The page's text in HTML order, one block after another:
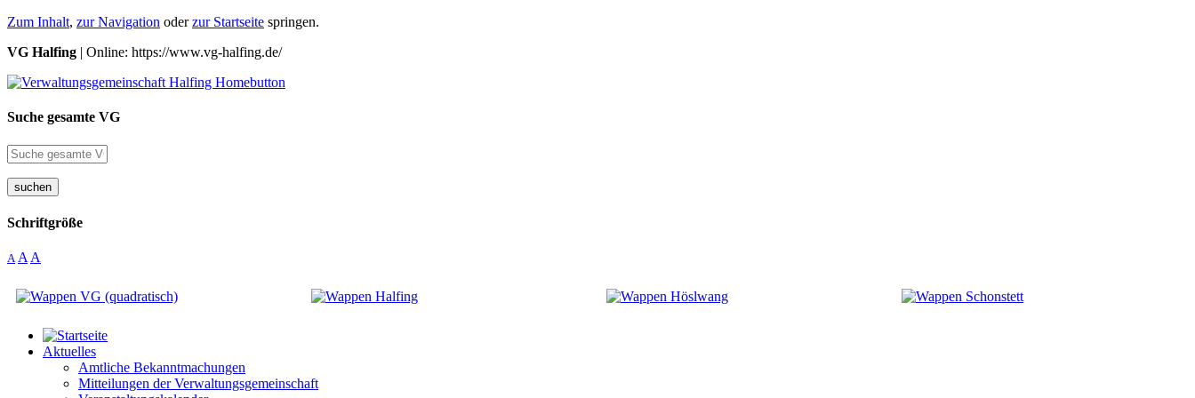
Zum Inhalt, zur Navigation oderzur Startseite springen.
VG Halfing | Online: https://www.vg-halfing.de/
Suche gesamte VG
suchen
Schriftgröße
A A A
Aktuelles
Amtliche Bekanntmachungen
Mitteilungen der Verwaltungsgemeinschaft